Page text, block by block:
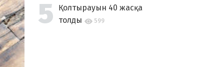
Қолтырауын 40 жасқа
толды
599